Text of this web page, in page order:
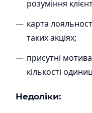
розуміння
карта
таких акціях;
присутні
кількості
Недоліки: